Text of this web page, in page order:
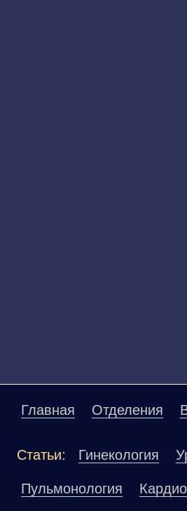
Главная Отделения
Статьи: Гинекология
Пульмонология